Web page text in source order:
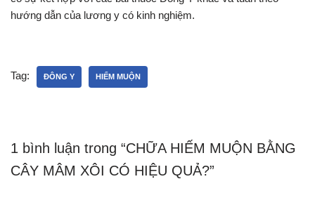
hướng dẫn của lương y có kinh nghiệm.
Tag: ĐÔNG Y HIẾM MUỘN
1 bình luận trong “CHỮA HIẾM MUỘN BẰNG
CÂY MÂM XÔI CÓ HIỆU QUẢ?”